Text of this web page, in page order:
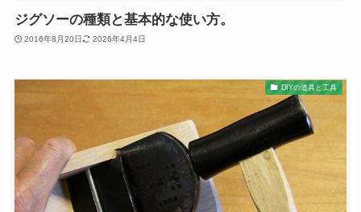
ジグソーの種類と基本的な使い方。
2016年8月20日 2026年4月4日
DIYの道具と工具